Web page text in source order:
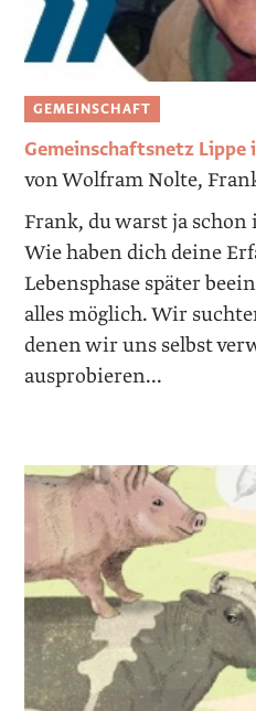
GEMEINSCHAFT
Gemeinschaftsnetz Lippe
von Wolfram Nolte,
Frank, du warst ja schon
Wie haben dich deine
Lebensphase später
alles möglich. Wir
denen wir uns selbst
ausprobieren...